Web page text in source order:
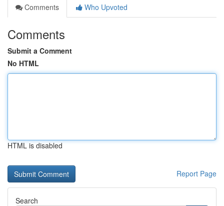
Comments
Who Upvoted
Comments
Submit a Comment
No HTML
HTML is disabled
Report Page
Search